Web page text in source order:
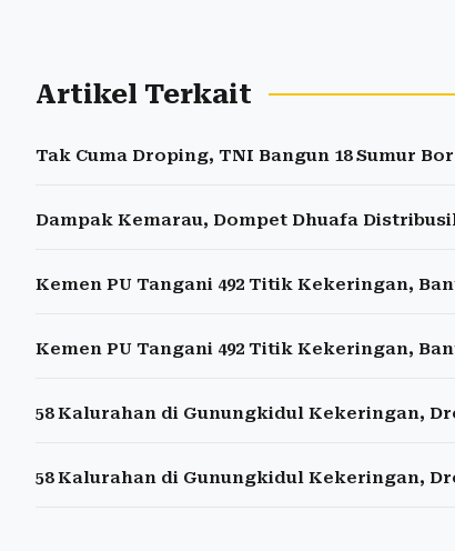
Artikel Terkait
Tak Cuma Droping, TNI Bangun 18 Sumur
Dampak Kemarau, Dompet Dhuafa
Kemen PU Tangani 492 Titik Kekeringan,
Kemen PU Tangani 492 Titik Kekeringan,
58 Kalurahan di Gunungkidul Kekeringan,
58 Kalurahan di Gunungkidul Kekeringan,